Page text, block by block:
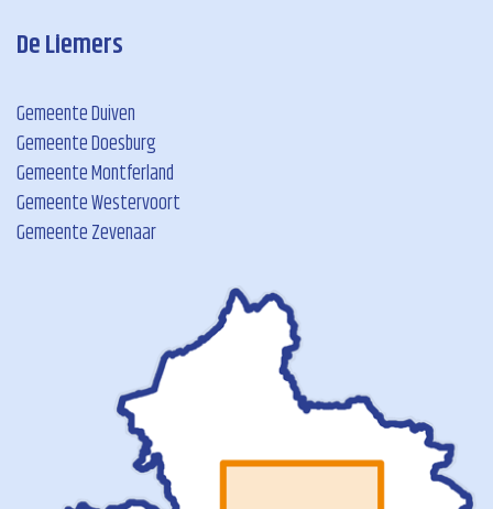
De Liemers
Gemeente Duiven
Gemeente Doesburg
Gemeente Montferland
Gemeente Westervoort
Gemeente Zevenaar